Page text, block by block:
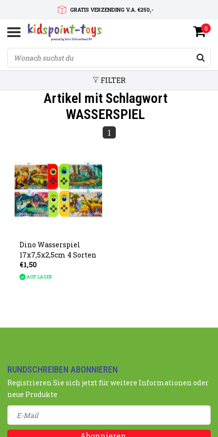
GRATIS VERZENDING V.A. €250,-
SNELLE LEVERTIJD
SERVICE OP MAAT
0
FILTER
Artikel mit Schlagwort
WASSERSPIEL
1
Dino Wasserspiel
17x7,5x2,5cm 4 Sorten
€1,50
AUF LAGER
RUNDSCHREIBEN ABONNIEREN
Registrieren Sie sich jetzt für weitere Informationen oder
neue Produkte